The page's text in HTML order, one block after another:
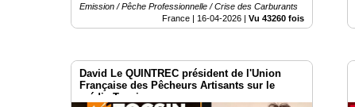
Emission / Pêche Professionnelle / Crise des Carburants
France | 16-04-2026 |Vu 43260 fois
David Le QUINTREC président de l'Union
Française des Pêcheurs Artisants sur le
média Tocsin